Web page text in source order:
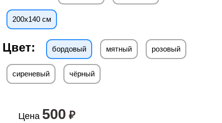
200х140 см
Цвет: бордовый мятный розовый
сиреневый чёрный
Цена 500 ₽